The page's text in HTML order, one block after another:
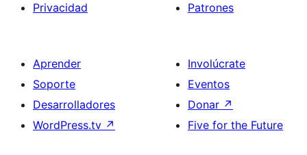
Privacidad
Patrones
Aprender
Soporte
Desarrolladores
WordPress.tv ↗
Involúcrate
Eventos
Donar ↗
Five for the Future